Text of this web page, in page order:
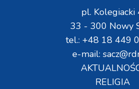
pl. Kolegiacki
33 - 300 Nowy
tel.: +48 18 449
e-mail:
RELIGIA